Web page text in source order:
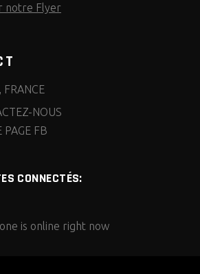
notre Flyer
FRANCE
NOUS
PAGE FB
CONNECTÉS:
is online right now